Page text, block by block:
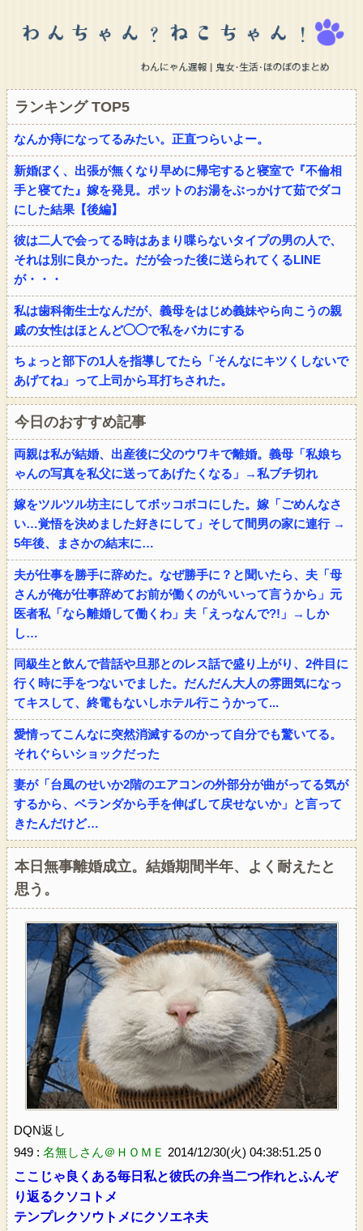
ランキング TOP5
なんか痔になってるみたい。正直つらいよー。
新婚ぼく、出張が無くなり早めに帰宅すると寝室で『不倫相
手と寝てた』嫁を発見。ポットのお湯をぶっかけて茹でダコ
にした結果【後編】
彼は二人で会ってる時はあまり喋らないタイプの男の人で、
それは別に良かった。だが会った後に送られてくるLINE
が・・・
私は歯科衛生士なんだが、義母をはじめ義妹やら向こうの親
戚の女性はほとんど◯◯で私をバカにする
ちょっと部下の1人を指導してたら「そんなにキツくしないで
あげてね」って上司から耳打ちされた。
今日のおすすめ記事
両親は私が結婚、出産後に父のウワキで離婚。義母「私娘ち
ゃんの写真を私父に送ってあげたくなる」→私ブチ切れ
嫁をツルツル坊主にしてボッコボコにした。嫁「ごめんなさ
い…覚悟を決めました好きにして」そして間男の家に連行 →
5年後、まさかの結末に…
夫が仕事を勝手に辞めた。なぜ勝手に？と聞いたら、夫「母
さんが俺が仕事辞めてお前が働くのがいいって言うから」元
医者私「なら離婚して働くわ」夫「えっなんで?!」→しか
し…
同級生と飲んで昔話や旦那とのレス話で盛り上がり、2件目に
行く時に手をつないでました。だんだん大人の雰囲気になっ
てキスして、終電もないしホテル行こうかって...
愛情ってこんなに突然消滅するのかって自分でも驚いてる。
それぐらいショックだった
妻が「台風のせいか2階のエアコンの外部分が曲がってる気が
するから、ベランダから手を伸ばして戻せないか」と言って
きたんだけど…
本日無事離婚成立。結婚期間半年、よく耐えたと
思う。
DQN返し
949 : 名無しさん＠ＨＯＭＥ 2014/12/30(火) 04:38:51.25 0
ここじゃ良くある毎日私と彼氏の弁当二つ作れとふんぞ
り返るクソコトメ
テンプレクソウトメにクソエネ夫